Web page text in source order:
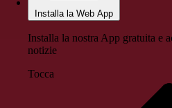
Installa la Web App
Installa la nostra App gratuita e
notizie
Tocca